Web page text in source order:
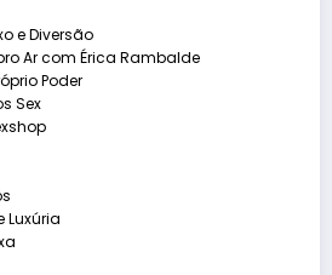
e Diversão
Ar com Érica Rambalde
Poder
Sex
Luxúria